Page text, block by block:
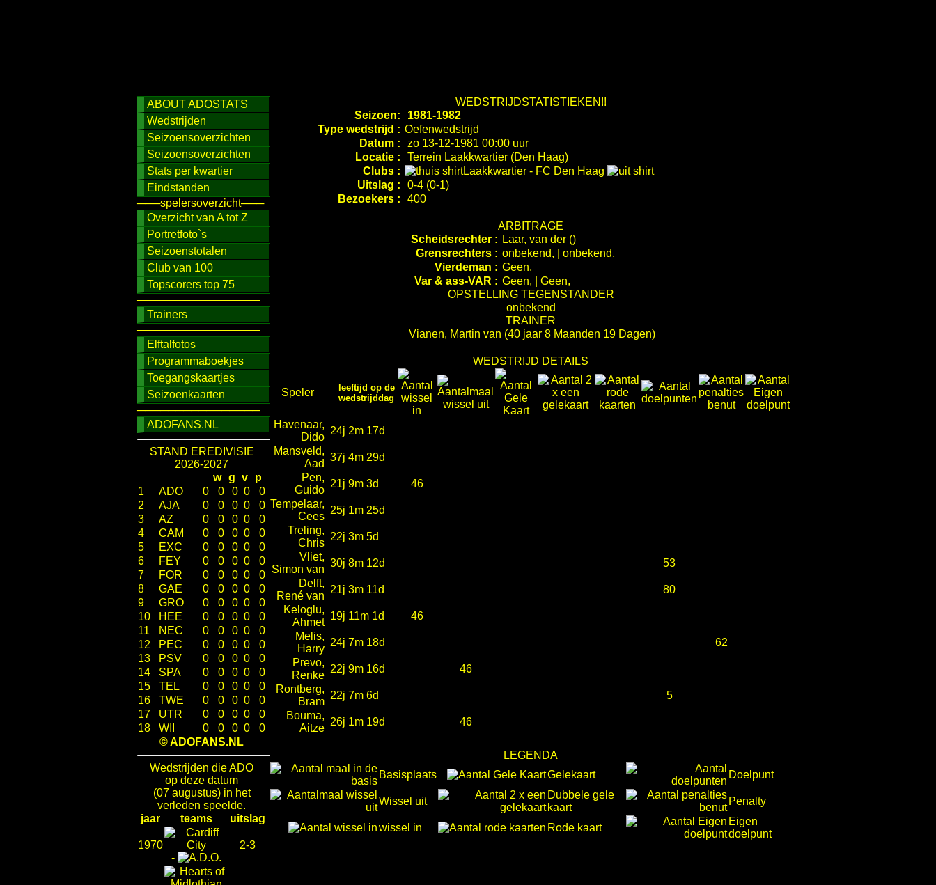
ABOUT ADOSTATS
Wedstrijden
Seizoensoverzichten
Seizoensoverzichten
Stats per kwartier
Eindstanden
───spelersoverzicht───
Overzicht van A tot Z
Portretfoto`s
Seizoenstotalen
Club van 100
Topscorers top 75
────────────────
Trainers
────────────────
Elftalfotos
Programmaboekjes
Toegangskaartjes
Seizoenkaarten
────────────────
ADOFANS.NL
STAND EREDIVISIE
2026-2027
w g v
p
1
ADO 0 0 0 0
0
2
AJA 0 0 0 0
0
3
AZ 0 0 0 0
0
4
CAM 0 0 0 0
0
5
EXC 0 0 0 0
0
6
FEY 0 0 0 0
0
7
FOR 0 0 0 0
0
8
GAE 0 0 0 0
0
9
GRO 0 0 0 0
0
10
HEE 0 0 0 0
0
11
NEC 0 0 0 0
0
12
PEC 0 0 0 0
0
13
PSV 0 0 0 0
0
14
SPA 0 0 0 0
0
15
TEL 0 0 0 0
0
16
TWE 0 0 0 0
0
17
UTR 0 0 0 0
0
18
WII 0 0 0 0
0
© ADOFANS.NL
Wedstrijden die ADO
op deze datum
(07 augustus) in het
verleden speelde.
jaar
teams uitslag
1970
-
2-3
WEDSTRIJDSTATISTIEKEN!!
Seizoen:
1981-1982
Type wedstrijd : Oefenwedstrijd
Datum :
zo 13-12-1981 00:00 uur
Locatie :
Terrein Laakkwartier (Den Haag)
Clubs :
Laakkwartier - FC Den Haag
Uitslag :
0-4 (0-1)
Bezoekers :
400
ARBITRAGE
Scheidsrechter : Laar, van der ()
Grensrechters : onbekend, | onbekend,
Vierdeman : Geen,
Var & ass-VAR : Geen, | Geen,
OPSTELLING TEGENSTANDER
onbekend
TRAINER
Vianen, Martin van (40 jaar 8 Maanden 19 Dagen)
WEDSTRIJD DETAILS
Speler
leeftijd op de
wedstrijddag
Havenaar,
Dido
24j 2m 17d
Mansveld,
Aad
37j 4m 29d
Pen,
Guido
21j 9m 3d
46
Tempelaar,
Cees
25j 1m 25d
Treling,
Chris
22j 3m 5d
Vliet,
Simon van
30j 8m 12d
53
Delft,
René van
21j 3m 11d
80
Keloglu,
Ahmet
19j 11m 1d
46
Melis,
Harry
24j 7m 18d
62
Prevo,
Renke
22j 9m 16d
46
Rontberg,
Bram
22j 7m 6d
5
Bouma,
Aitze
26j 1m 19d 46
LEGENDA
Basisplaats
Gelekaart Doelpunt
Wissel uit
Dubbele gele
kaart
Penalty
wissel in Rode kaart
Eigen
doelpunt